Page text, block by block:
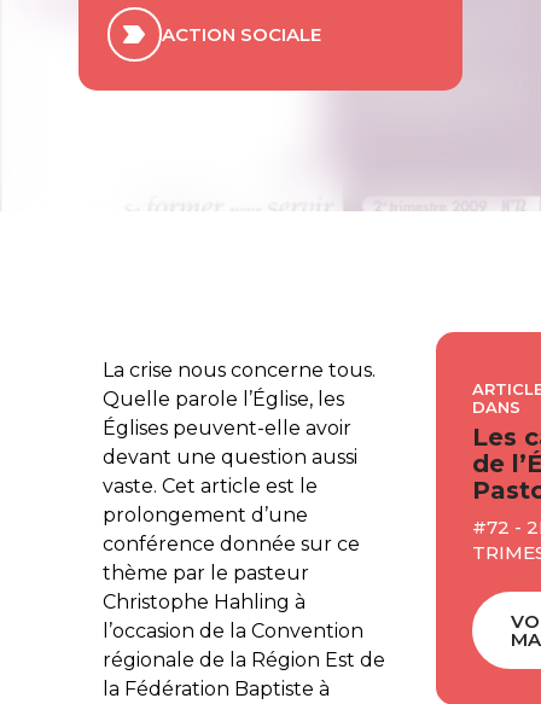
ACTION SOCIALE
La crise nous concerne tous.
Quelle parole l’Église, les
Églises peuvent-elle avoir
devant une question aussi
vaste. Cet article est le
prolongement d’une
conférence donnée sur ce
thème par le pasteur
Christophe Hahling à
l’occasion de la Convention
régionale de la Région Est de
la Fédération Baptiste à
DANS
Les
de
#72 -